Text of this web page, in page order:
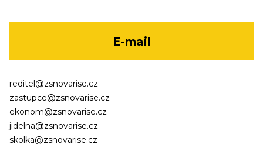
E-mail
reditel@zsnovarise.cz
zastupce@zsnovarise.cz
ekonom@zsnovarise.cz
jidelna@zsnovarise.cz
skolka@zsnovarise.cz